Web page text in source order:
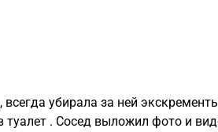
пакеты , но в сегодня так
туалет . Сосед выложил фото и